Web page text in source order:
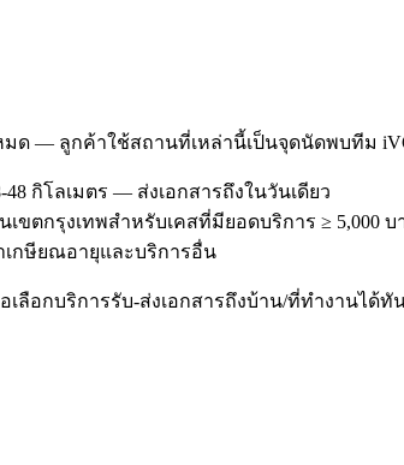
— ลูกค้าใช้สถานที่เหล่านี้เป็นจุดนัดพบทีม
กิโลเมตร — ส่งเอกสารถึงในวันเดียว
ตกรุงเทพสำหรับเคสที่มียอดบริการ ≥ 5,000 บ
เกษียณอายุและบริการอื่น
ลือกบริการรับ-ส่งเอกสารถึงบ้าน/ที่ทำงานได้ทั